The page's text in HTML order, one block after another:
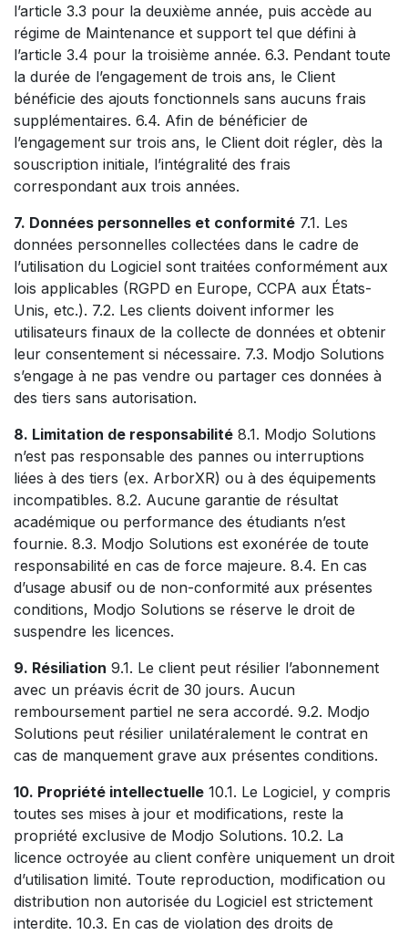
l’article 3.3 pour la deuxième année, puis accède au
régime de Maintenance et support tel que défini à
l’article 3.4 pour la troisième année. 6.3. Pendant toute
la durée de l’engagement de trois ans, le Client
bénéficie des ajouts fonctionnels sans aucuns frais
supplémentaires. 6.4. Afin de bénéficier de
l’engagement sur trois ans, le Client doit régler, dès la
souscription initiale, l’intégralité des frais
correspondant aux trois années.
7. Données personnelles et conformité 7.1. Les
données personnelles collectées dans le cadre de
l’utilisation du Logiciel sont traitées conformément aux
lois applicables (RGPD en Europe, CCPA aux États-
Unis, etc.). 7.2. Les clients doivent informer les
utilisateurs finaux de la collecte de données et obtenir
leur consentement si nécessaire. 7.3. Modjo Solutions
s’engage à ne pas vendre ou partager ces données à
des tiers sans autorisation.
8. Limitation de responsabilité 8.1. Modjo Solutions
n’est pas responsable des pannes ou interruptions
liées à des tiers (ex. ArborXR) ou à des équipements
incompatibles. 8.2. Aucune garantie de résultat
académique ou performance des étudiants n’est
fournie. 8.3. Modjo Solutions est exonérée de toute
responsabilité en cas de force majeure. 8.4. En cas
d’usage abusif ou de non-conformité aux présentes
conditions, Modjo Solutions se réserve le droit de
suspendre les licences.
9. Résiliation 9.1. Le client peut résilier l’abonnement
avec un préavis écrit de 30 jours. Aucun
remboursement partiel ne sera accordé. 9.2. Modjo
Solutions peut résilier unilatéralement le contrat en
cas de manquement grave aux présentes conditions.
10. Propriété intellectuelle 10.1. Le Logiciel, y compris
toutes ses mises à jour et modifications, reste la
propriété exclusive de Modjo Solutions. 10.2. La
licence octroyée au client confère uniquement un droit
d’utilisation limité. Toute reproduction, modification ou
distribution non autorisée du Logiciel est strictement
interdite. 10.3. En cas de violation des droits de